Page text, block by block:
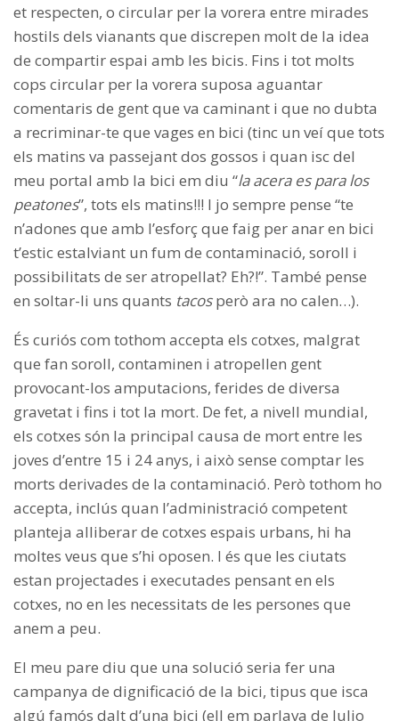
et respecten, o circular per la vorera entre mirades
hostils dels vianants que discrepen molt de la idea
de compartir espai amb les bicis. Fins i tot molts
cops circular per la vorera suposa aguantar
comentaris de gent que va caminant i que no dubta
a recriminar-te que vages en bici (tinc un veí que tots
els matins va passejant dos gossos i quan isc del
meu portal amb la bici em diu “la acera es para los
peatones”, tots els matins!!! I jo sempre pense “te
n’adones que amb l’esforç que faig per anar en bici
t’estic estalviant un fum de contaminació, soroll i
possibilitats de ser atropellat? Eh?!”. També pense
en soltar-li uns quants tacosperò ara no calen…).
És curiós com tothom accepta els cotxes, malgrat
que fan soroll, contaminen i atropellen gent
provocant-los amputacions, ferides de diversa
gravetat i fins i tot la mort. De fet, a nivell mundial,
els cotxes són la principal causa de mort entre les
joves d’entre 15 i 24 anys, i això sense comptar les
morts derivades de la contaminació. Però tothom ho
accepta, inclús quan l’administració competent
planteja alliberar de cotxes espais urbans, hi ha
moltes veus que s’hi oposen. I és que les ciutats
estan projectades i executades pensant en els
cotxes, no en les necessitats de les persones que
anem a peu.
El meu pare diu que una solució seria fer una
campanya de dignificació de la bici, tipus que isca
algú famós dalt d’una bici (ell em parlava de Julio